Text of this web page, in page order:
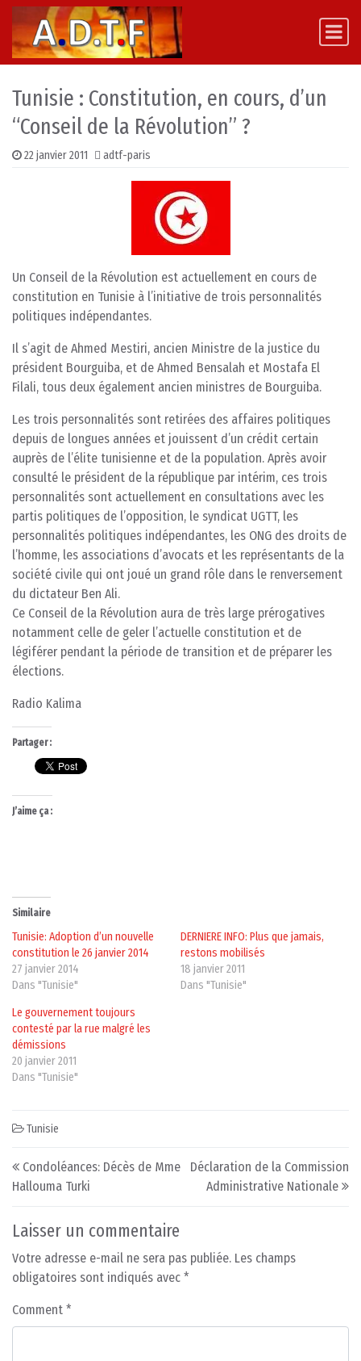
Skip to content
Main Navigation
Tunisie : Constitution, en cours, d’un
“Conseil de la Révolution” ?
22 janvier 2011 adtf-paris
Un Conseil de la Révolution est actuellement en cours de
constitution en Tunisie à l’initiative de trois personnalités
politiques indépendantes.
Il s’agit de Ahmed Mestiri, ancien Ministre de la justice du
président Bourguiba, et de Ahmed Bensalah et Mostafa El
Filali, tous deux également ancien ministres de Bourguiba.
Les trois personnalités sont retirées des affaires politiques
depuis de longues années et jouissent d’un crédit certain
auprès de l’élite tunisienne et de la population. Après avoir
consulté le président de la république par intérim, ces trois
personnalités sont actuellement en consultations avec les
partis politiques de l’opposition, le syndicat UGTT, les
personnalités politiques indépendantes, les ONG des droits de
l’homme, les associations d’avocats et les représentants de la
société civile qui ont joué un grand rôle dans le renversement
du dictateur Ben Ali.
Ce Conseil de la Révolution aura de très large prérogatives
notamment celle de geler l’actuelle constitution et de
légiférer pendant la période de transition et de préparer les
élections.
Radio Kalima
Partager :
J’aime ça :
Similaire
Tunisie: Adoption d’un nouvelle
constitution le 26 janvier 2014
27 janvier 2014
Dans "Tunisie"
DERNIERE INFO: Plus que jamais,
restons mobilisés
18 janvier 2011
Dans "Tunisie"
Le gouvernement toujours
contesté par la rue malgré les
démissions
20 janvier 2011
Dans "Tunisie"
Tunisie
Post navigation
Condoléances: Décès de Mme
Hallouma Turki
Déclaration de la Commission
Administrative Nationale
Laisser un commentaire
Votre adresse e-mail ne sera pas publiée. Les champs
obligatoires sont indiqués avec *
Comment *